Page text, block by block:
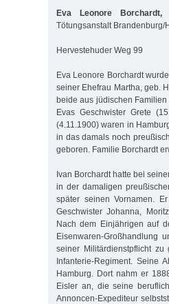
Eva Leonore Borchardt,
Tötungsanstalt Brandenburg/
Hervestehuder Weg 99
Eva Leonore Borchardt
seiner Ehefrau Martha, geb.
beide aus jüdischen
Evas Geschwister Grete
(4.11.1900) waren in
in das damals noch
geboren. Familie Borchardt
Ivan Borchardt hatte bei
in der damaligen
später seinen Vornamen.
Geschwister Johanna,
Nach dem Einjährigen auf
Eisenwaren-Großhandlung
seiner Militärdienstpflicht
Infanterie-Regiment. Seine
Hamburg. Dort nahm er
Eisler an, die seine
Annoncen-Expediteur